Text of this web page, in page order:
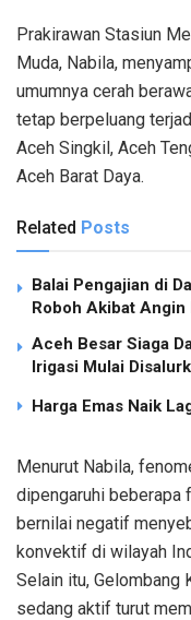
Prakirawan Stasiun
Muda, Nabila,
umumnya cerah
tetap berpeluang
Aceh Singkil, Aceh
Aceh Barat Daya.
Related Posts
Balai Pengajian di
Roboh Akibat Angin
Aceh Besar Siaga
Irigasi Mulai
Harga Emas Naik
Menurut Nabila,
dipengaruhi beberapa
bernilai negatif
konvektif di wilayah
Selain itu, Gelombang
sedang aktif turut